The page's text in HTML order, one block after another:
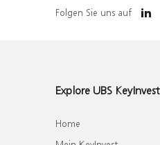
Folgen Sie uns auf
Explore UBS KeyInvest
Home